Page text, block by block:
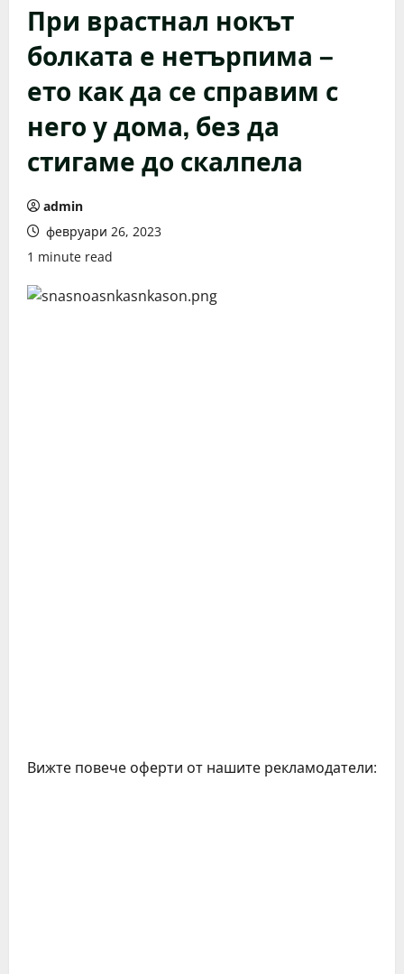
При врастнал нокът
болката е нетърпима –
ето как да се справим с
него у дома, без да
стигаме до скалпела
admin
февруари 26, 2023
1 minute read
Вижте повече оферти от нашите рекламодатели: